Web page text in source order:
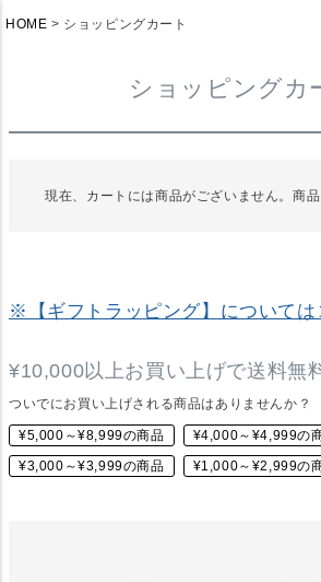
HOME ショッピングカート
ショッピングカ
現在、カートには商品がございません。商品
※【ギフトラッピング】について
¥10,000以上お買い上げで送料無
ついでにお買い上げされる商品はありませんか？
¥5,000～¥8,999の商品
¥4,000～¥4,999の
¥3,000～¥3,999の商品
¥1,000～¥2,999の